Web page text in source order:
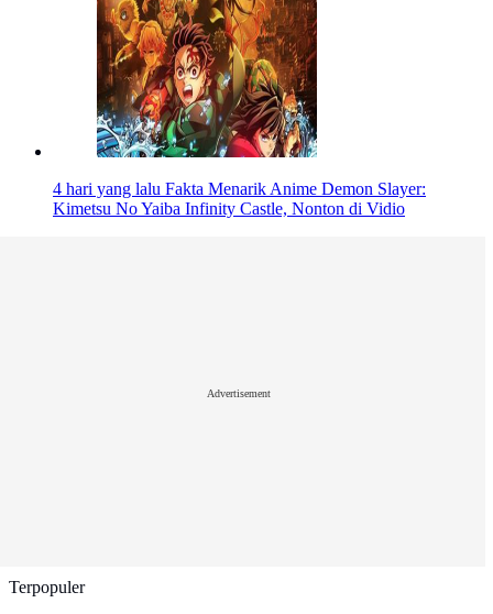
4 hari yang lalu Fakta Menarik Anime Demon Slayer:
Kimetsu No Yaiba Infinity Castle, Nonton di Vidio
Advertisement
Terpopuler